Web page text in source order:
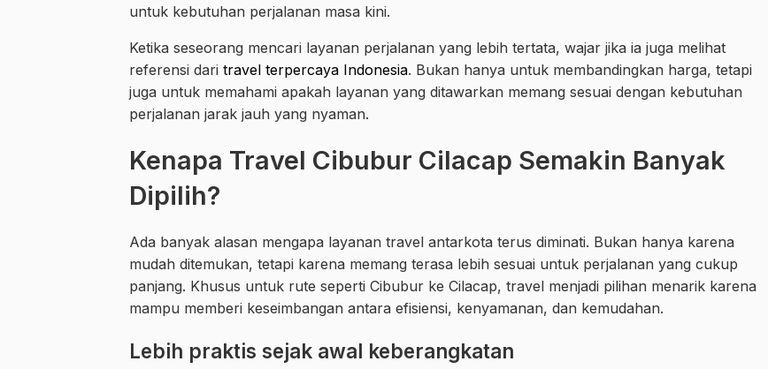
untuk kebutuhan perjalanan masa kini.
Ketika seseorang mencari layanan perjalanan yang lebih tertata, wajar jika ia juga melihat
referensi dari travel terpercaya Indonesia. Bukan hanya untuk membandingkan harga, tetapi
juga untuk memahami apakah layanan yang ditawarkan memang sesuai dengan kebutuhan
perjalanan jarak jauh yang nyaman.
Kenapa Travel Cibubur Cilacap Semakin Banyak
Dipilih?
Ada banyak alasan mengapa layanan travel antarkota terus diminati. Bukan hanya karena
mudah ditemukan, tetapi karena memang terasa lebih sesuai untuk perjalanan yang cukup
panjang. Khusus untuk rute seperti Cibubur ke Cilacap, travel menjadi pilihan menarik karena
mampu memberi keseimbangan antara efisiensi, kenyamanan, dan kemudahan.
Lebih praktis sejak awal keberangkatan